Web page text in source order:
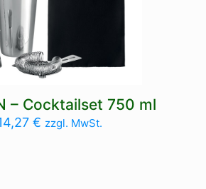
– Cocktailset 750 ml
€ zzgl. MwSt.